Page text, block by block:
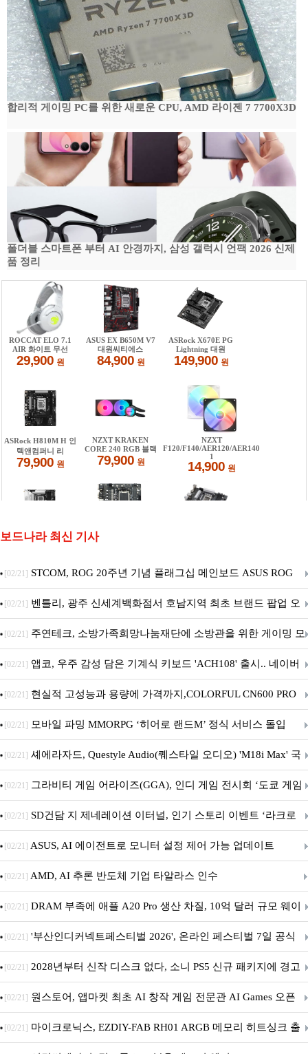
합리적 게이밍 PC를 위한 새로운 CPU, AMD 라이젠 7 7700X3D
폴더블 스마트폰 부터 AI 안경까지, 삼성 갤럭시 언팩 2026 신제
품 정리
보드나라 최신 기사
[02/21] STCOM, ROG 20주년 기념 플래그십 메인보드 ASUS ROG
Crosshair X870E EDITION 20 국내 출시 예정
[02/21] 벤틀리, 광주 신세계백화점서 호남지역 최초 브랜드 팝업 오
픈
[02/21] 주연테크, 소방가족희망나눔재단에 소방관을 위한 게이밍 모
니터·스마트 펫 침대 기부
[02/21] 앱코, 우주 감성 담은 기계식 키보드 'ACH108' 출시.. 네이버
브랜드데이 기획전 진행
[02/21] 현실적 고성능과 용량에 가격까지,COLORFUL CN600 PRO
M.2 NVMe 디앤디컴 1TB
[02/21] 모바일 파밍 MMORPG ‘히어로 랜드M’ 정식 서비스 돌입
[02/21] 셰에라자드, Questyle Audio(퀘스타일 오디오) 'M18i Max' 국
내 정식 출시
[02/21] 그라비티 게임 어라이즈(GGA), 인디 게임 전시회 ‘도쿄 게임
던전 13’ 참가!
[02/21] SD건담 지 제네레이션 이터널, 인기 스토리 이벤트 ‘라크로
아의 용사’ 재개최 및 풍성한 기념 이벤트 실시!
[02/21] ASUS, AI 에이전트로 모니터 설정 제어 가능 업데이트
[02/21] AMD, AI 추론 반도체 기업 타알라스 인수
[02/21] DRAM 부족에 애플 A20 Pro 생산 차질, 10억 달러 규모 웨이
퍼 대기
[02/21] '부산인디커넥트페스티벌 2026', 온라인 페스티벌 7일 공식
개막... 22일간 진행
[02/21] 2028년부터 신작 디스크 없다, 소니 PS5 신규 패키지에 경고
문 추가
[02/21] 원스토어, 앱마켓 최초 AI 창작 게임 전문관 AI Games 오픈
[02/21] 마이크로닉스, EZDIY-FAB RH01 ARGB 메모리 히트싱크 출